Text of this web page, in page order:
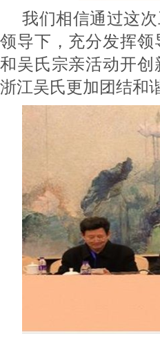
我们相信通过这
领导下，充分发挥
和吴氏宗亲活动开
浙江吴氏更加团结和